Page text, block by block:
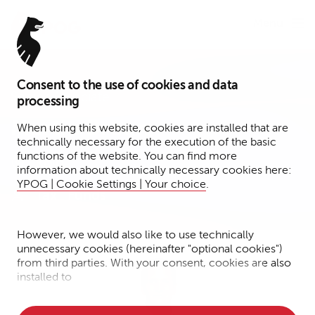
Consent to the use of cookies and data
processing
When using this website, cookies are installed that are
technically necessary for the execution of the basic
functions of the website. You can find more
information about technically necessary cookies here:
YPOG | Cookie Settings | Your choice.
However, we would also like to use technically
unnecessary cookies (hereinafter "optional cookies")
from third parties. With your consent, cookies are also
installed to
Senior Associate
Martin Braun
Köln